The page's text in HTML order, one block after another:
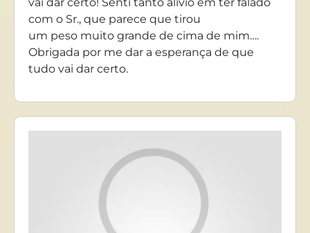
com o Sr., que parece que tirou
um peso muito grande de cima de mim….
Obrigada por me dar a esperança de que
tudo vai dar certo.